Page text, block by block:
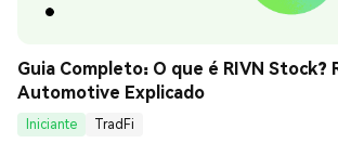
Guia Completo: O que é RIVN Stock?
Automotive Explicado
Iniciante
TradFi